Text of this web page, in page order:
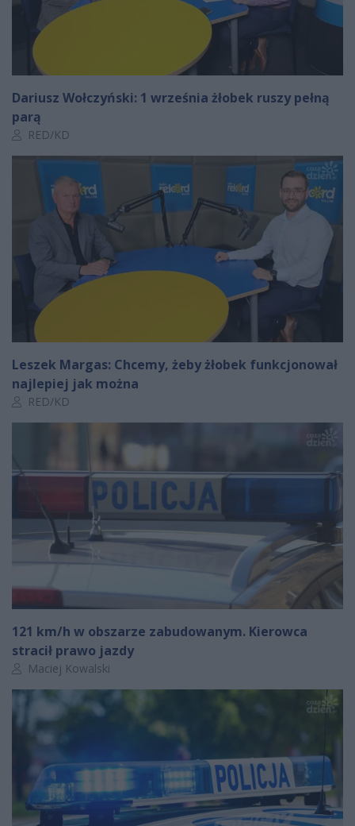
Dariusz Wołczyński: 1 września żłobek ruszy pełną
parą
Autor artykułu:
RED/KD
Leszek Margas: Chcemy, żeby żłobek funkcjonował
najlepiej jak można
Autor artykułu:
RED/KD
121 km/h w obszarze zabudowanym. Kierowca
stracił prawo jazdy
Autor artykułu:
Maciej Kowalski